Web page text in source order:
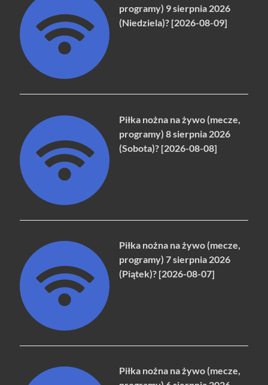
programy) 9 sierpnia 2026
(Niedziela)? [2026-08-09]
Piłka nożna na żywo (mecze,
programy) 8 sierpnia 2026
(Sobota)? [2026-08-08]
Piłka nożna na żywo (mecze,
programy) 7 sierpnia 2026
(Piątek)? [2026-08-07]
Piłka nożna na żywo (mecze,